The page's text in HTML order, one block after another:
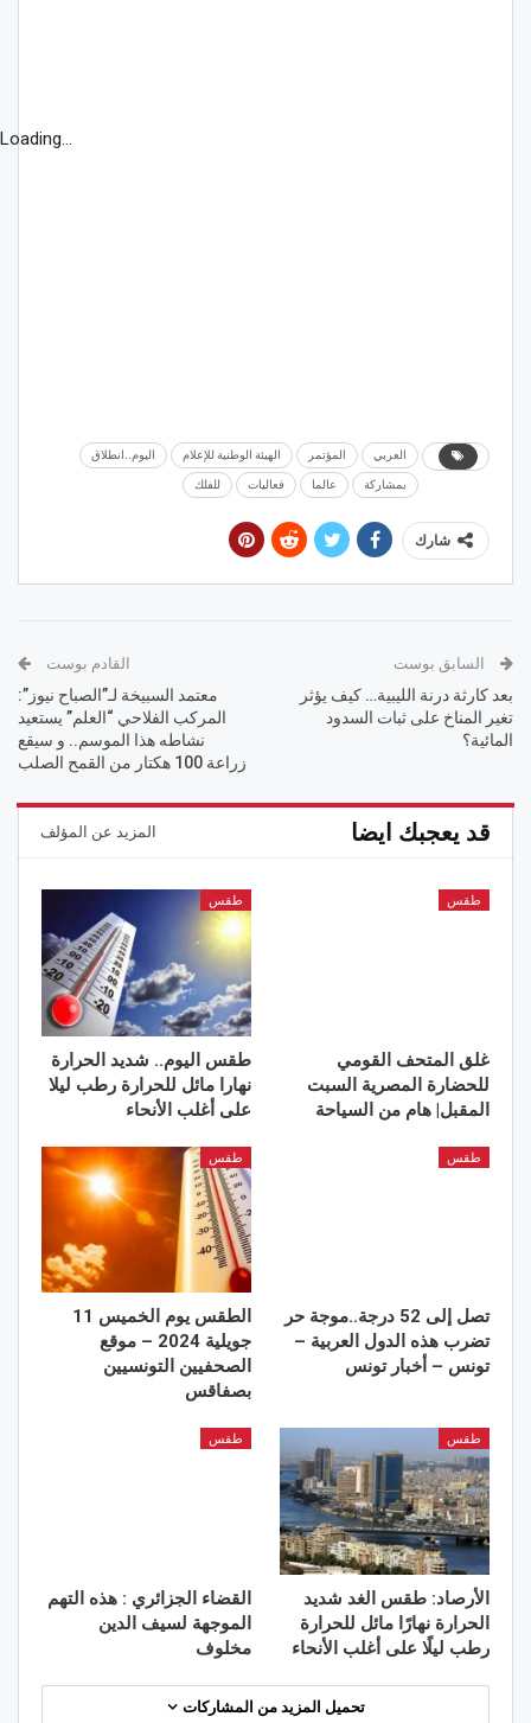
Loading...
العربي المؤتمر الهيئة الوطنية للإعلام اليوم..انطلاق
بمشاركة عالما فعاليات للفلك
شارك
السابق بوست
بعد كارثة درنة الليبية… كيف يؤثر
تغير المناخ على ثبات السدود
المائية؟
القادم بوست
معتمد السبيخة لـ”الصباح نيوز”:
المركب الفلاحي “العلم” يستعيد
نشاطه هذا الموسم.. و سيقع
زراعة 100 هكتار من القمح الصلب
قد يعجبك ايضا المزيد عن المؤلف
طقس
غلق المتحف القومي
للحضارة المصرية السبت
المقبل| هام من السياحة
طقس
طقس اليوم.. شديد الحرارة
نهارا مائل للحرارة رطب ليلا
على أغلب الأنحاء
طقس
تصل إلى 52 درجة..موجة حر
تضرب هذه الدول العربية –
تونس – أخبار تونس
طقس
الطقس يوم الخميس 11
جويلية 2024 – موقع
الصحفيين التونسيين
بصفاقس
طقس
الأرصاد: طقس الغد شديد
الحرارة نهارًا مائل للحرارة
رطب ليلًا على أغلب الأنحاء
طقس
القضاء الجزائري : هذه التهم
الموجهة لسيف الدين
مخلوف
تحميل المزيد من المشاركات